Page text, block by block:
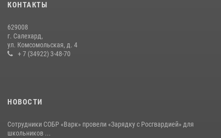
14 июля 2026, 06:53
КОНТАКТЫ
629008
г. Салехард,
ул. Комсомольская, д. 4
+ 7 (34922) 3-48-70
НОВОСТИ
Сотрудники СОБР «Варк» провели «Зарядку с Росгвардией» для
школьников ...